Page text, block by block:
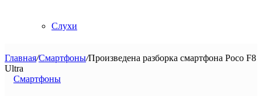
Слухи
Главная/Смартфоны/Произведена разборка смартфона Poco F8
Ultra
Смартфоны